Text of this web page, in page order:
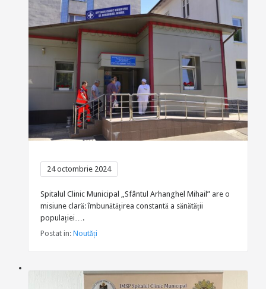
24 octombrie 2024
Spitalul Clinic Municipal „Sfântul Arhanghel Mihail” are o
misiune clară: îmbunătățirea constantă a sănătății
populației….
Postat in: Noutăți